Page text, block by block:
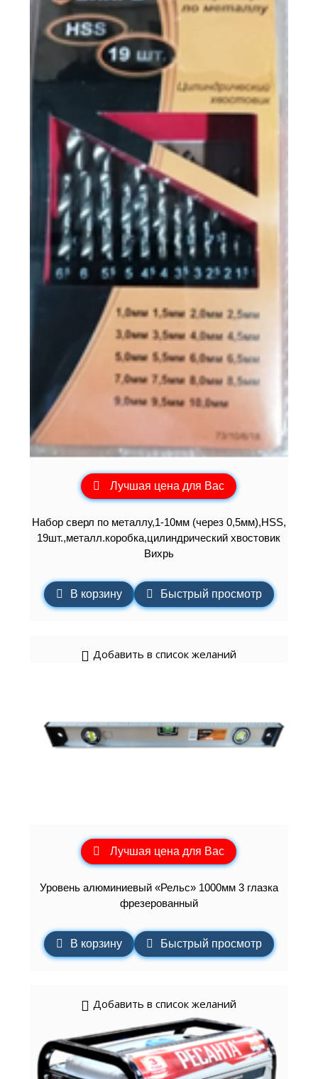
Лучшая цена для Вас
Набор сверл по металлу,1-10мм (через 0,5мм),HSS,
19шт.,металл.коробка,цилиндрический хвостовик
Вихрь
В корзину Быстрый просмотр
Добавить в список желаний
Лучшая цена для Вас
Уровень алюминиевый «Рельс» 1000мм 3 глазка
фрезерованный
В корзину Быстрый просмотр
Добавить в список желаний